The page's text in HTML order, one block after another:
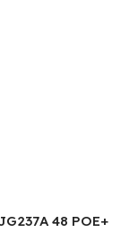
48 POE+